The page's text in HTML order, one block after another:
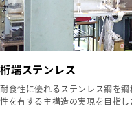
桁端ステンレス
耐食性に優れるステンレス鋼を
性を有する主構造の実現を目指し